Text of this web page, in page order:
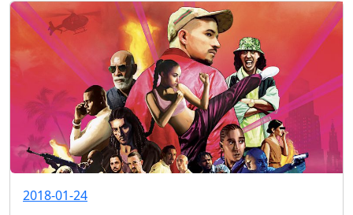
2018-01-24